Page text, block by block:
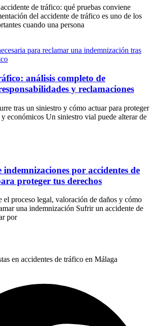
de tráfico: qué pruebas conviene
del accidente de tráfico es uno de los
cuando una persona
análisis completo de
y reclamaciones
tras un siniestro y cómo actuar para proteger
y económicos Un siniestro vial puede alterar de
indemnizaciones por accidentes de
proteger tus derechos
el proceso legal, valoración de daños y cómo
una indemnización Sufrir un accidente de
por
en accidentes de tráfico en Málaga